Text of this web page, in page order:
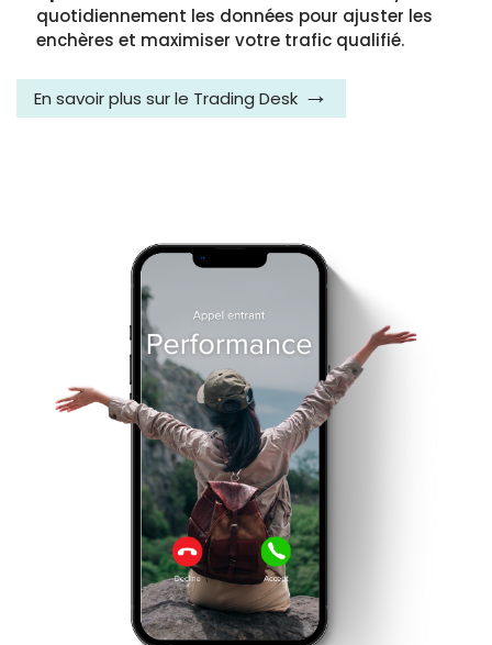
quotidiennement les données pour ajuster les
enchères et maximiser votre trafic qualifié.
En savoir plus sur le Trading Desk